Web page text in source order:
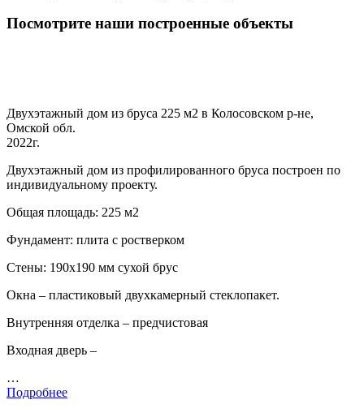
Посмотрите наши построенные объекты
Двухэтажный дом из бруса 225 м2 в Колосовском р-не,
Омской обл.
2022г.
Двухэтажный дом из профилированного бруса построен по
индивидуальному проекту.
Общая площадь: 225 м2
Фундамент: плита с ростверком
Стены: 190х190 мм сухой брус
Окна – пластиковый двухкамерный стеклопакет.
Внутренняя отделка – предчистовая
Входная дверь –
…
Подробнее